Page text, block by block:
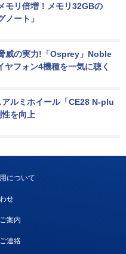
モリ倍増！メモリ32GBの
ノート」
威の実力!「Osprey」Noble
フォン4機種を一気に聴く
ルミホイール「CE28 N-plu
を向上
について
せ
案内
連絡